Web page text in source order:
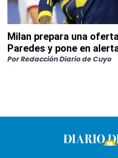
Milan prepara una
Paredes y pone en
PorRedacción Diario de Cuyo